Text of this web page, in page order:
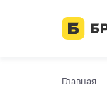
Главная